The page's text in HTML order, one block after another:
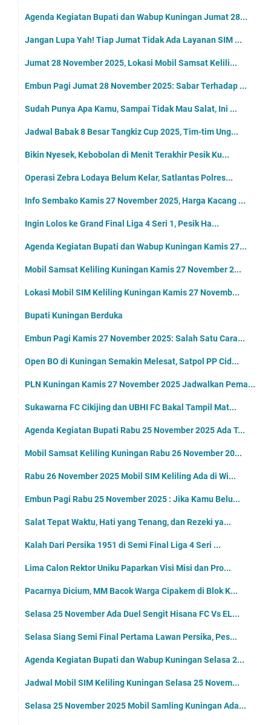
Agenda Kegiatan Bupati dan Wabup Kuningan Jumat 28...
Jangan Lupa Yah! Tiap Jumat Tidak Ada Layanan SIM ...
Jumat 28 November 2025, Lokasi Mobil Samsat Kelili...
Embun Pagi Jumat 28 November 2025: Sabar Terhadap ...
Sudah Punya Apa Kamu, Sampai Tidak Mau Salat, Ini ...
Jadwal Babak 8 Besar Tangkiz Cup 2025, Tim-tim Ung...
Bikin Nyesek, Kebobolan di Menit Terakhir Pesik Ku...
Operasi Zebra Lodaya Belum Kelar, Satlantas Polres...
Info Sembako Kamis 27 November 2025, Harga Kacang ...
Ingin Lolos ke Grand Final Liga 4 Seri 1, Pesik Ha...
Agenda Kegiatan Bupati dan Wabup Kuningan Kamis 27...
Mobil Samsat Keliling Kuningan Kamis 27 November 2...
Lokasi Mobil SIM Keliling Kuningan Kamis 27 Novemb...
Bupati Kuningan Berduka
Embun Pagi Kamis 27 November 2025: Salah Satu Cara...
Open BO di Kuningan Semakin Melesat, Satpol PP Cid...
PLN Kuningan Kamis 27 November 2025 Jadwalkan Pema...
Sukawarna FC Cikijing dan UBHI FC Bakal Tampil Mat...
Agenda Kegiatan Bupati Rabu 25 November 2025 Ada T...
Mobil Samsat Keliling Kuningan Rabu 26 November 20...
Rabu 26 November 2025 Mobil SIM Keliling Ada di Wi...
Embun Pagi Rabu 25 November 2025 : Jika Kamu Belu...
Salat Tepat Waktu, Hati yang Tenang, dan Rezeki ya...
Kalah Dari Persika 1951 di Semi Final Liga 4 Seri ...
Lima Calon Rektor Uniku Paparkan Visi Misi dan Pro...
Pacarnya Dicium, MM Bacok Warga Cipakem di Blok K...
Selasa 25 November Ada Duel Sengit Hisana FC Vs EL...
Selasa Siang Semi Final Pertama Lawan Persika, Pes...
Agenda Kegiatan Bupati dan Wabup Kuningan Selasa 2...
Jadwal Mobil SIM Keliling Kuningan Selasa 25 Novem...
Selasa 25 November 2025 Mobil Samling Kuningan Ada...